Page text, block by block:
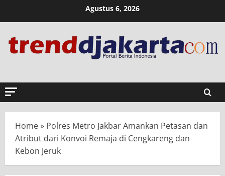
Agustus 6, 2026
Home» Polres Metro Jakbar Amankan Petasan dan
Atribut dari Konvoi Remaja di Cengkareng dan
Kebon Jeruk